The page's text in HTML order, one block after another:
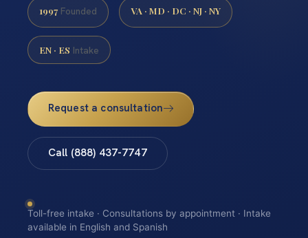
1997 Founded VA · MD · DC · NJ · NY
EN · ES Intake
Request a consultation
Call (888) 437-7747
Toll-free intake · Consultations by appointment · Intake
available in English and Spanish